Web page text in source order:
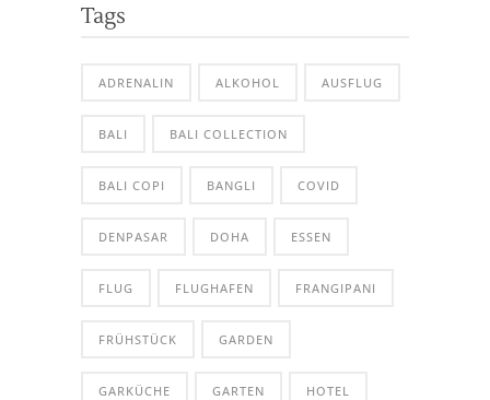
Tags
ADRENALIN ALKOHOL AUSFLUG
BALI BALI COLLECTION
BALI COPI BANGLI COVID
DENPASAR DOHA ESSEN
FLUG FLUGHAFEN FRANGIPANI
FRÜHSTÜCK GARDEN
GARKÜCHE GARTEN HOTEL